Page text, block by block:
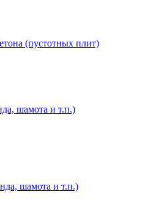
(пустотных плит)
шамота и т.п.)
шамота и т.п.)